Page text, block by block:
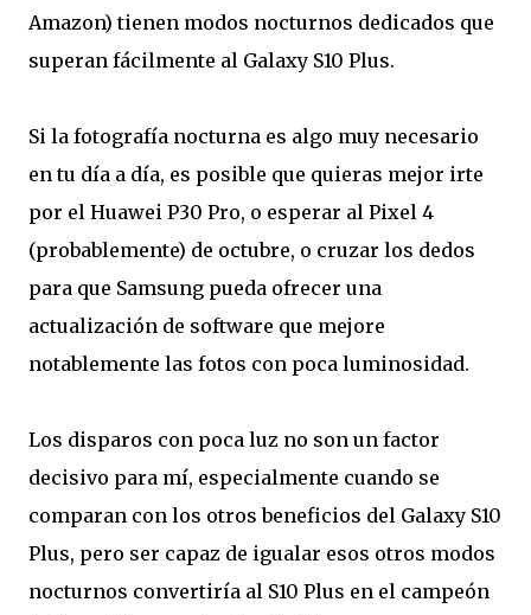
Amazon) tienen modos nocturnos dedicados que
superan fácilmente al Galaxy S10 Plus.
Si la fotografía nocturna es algo muy necesario
en tu día a día, es posible que quieras mejor irte
por el Huawei P30 Pro, o esperar al Pixel 4
(probablemente) de octubre, o cruzar los dedos
para que Samsung pueda ofrecer una
actualización de software que mejore
notablemente las fotos con poca luminosidad.
Los disparos con poca luz no son un factor
decisivo para mí, especialmente cuando se
comparan con los otros beneficios del Galaxy S10
Plus, pero ser capaz de igualar esos otros modos
nocturnos convertiría al S10 Plus en el campeón